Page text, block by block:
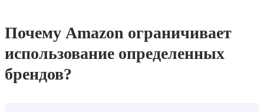
Почему Amazon ограничивает
использование определенных
брендов?